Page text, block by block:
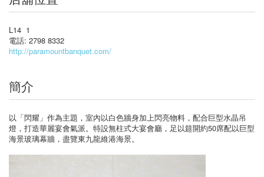
L14 1
電話: 2798 8332
http://paramountbanquet.com/
簡介
以「閃耀」作為主題，室內以白色牆身加上閃亮物料，配合巨型水晶吊
燈，打造華麗宴會氣派。特設無柱式大宴會廳，足以筵開約50席配以巨型
海景玻璃幕牆，盡覽東九龍維港海景。